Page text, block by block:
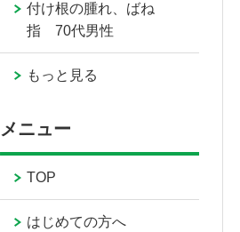
付け根の腫れ、ばね
指 70代男性
もっと見る
メニュー
TOP
はじめての方へ